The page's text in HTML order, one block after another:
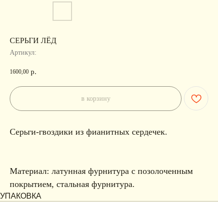
СЕРЬГИ ЛЁД
Артикул:
1600,00 р.
в корзину
Серьги-гвоздики из фианитных сердечек.
Материал: латунная фурнитура с позолоченным
покрытием, стальная фурнитура.
УПАКОВКА